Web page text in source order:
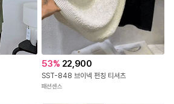
53% 22,900
SST-848 브이넥 펀칭 티셔츠
패션센스